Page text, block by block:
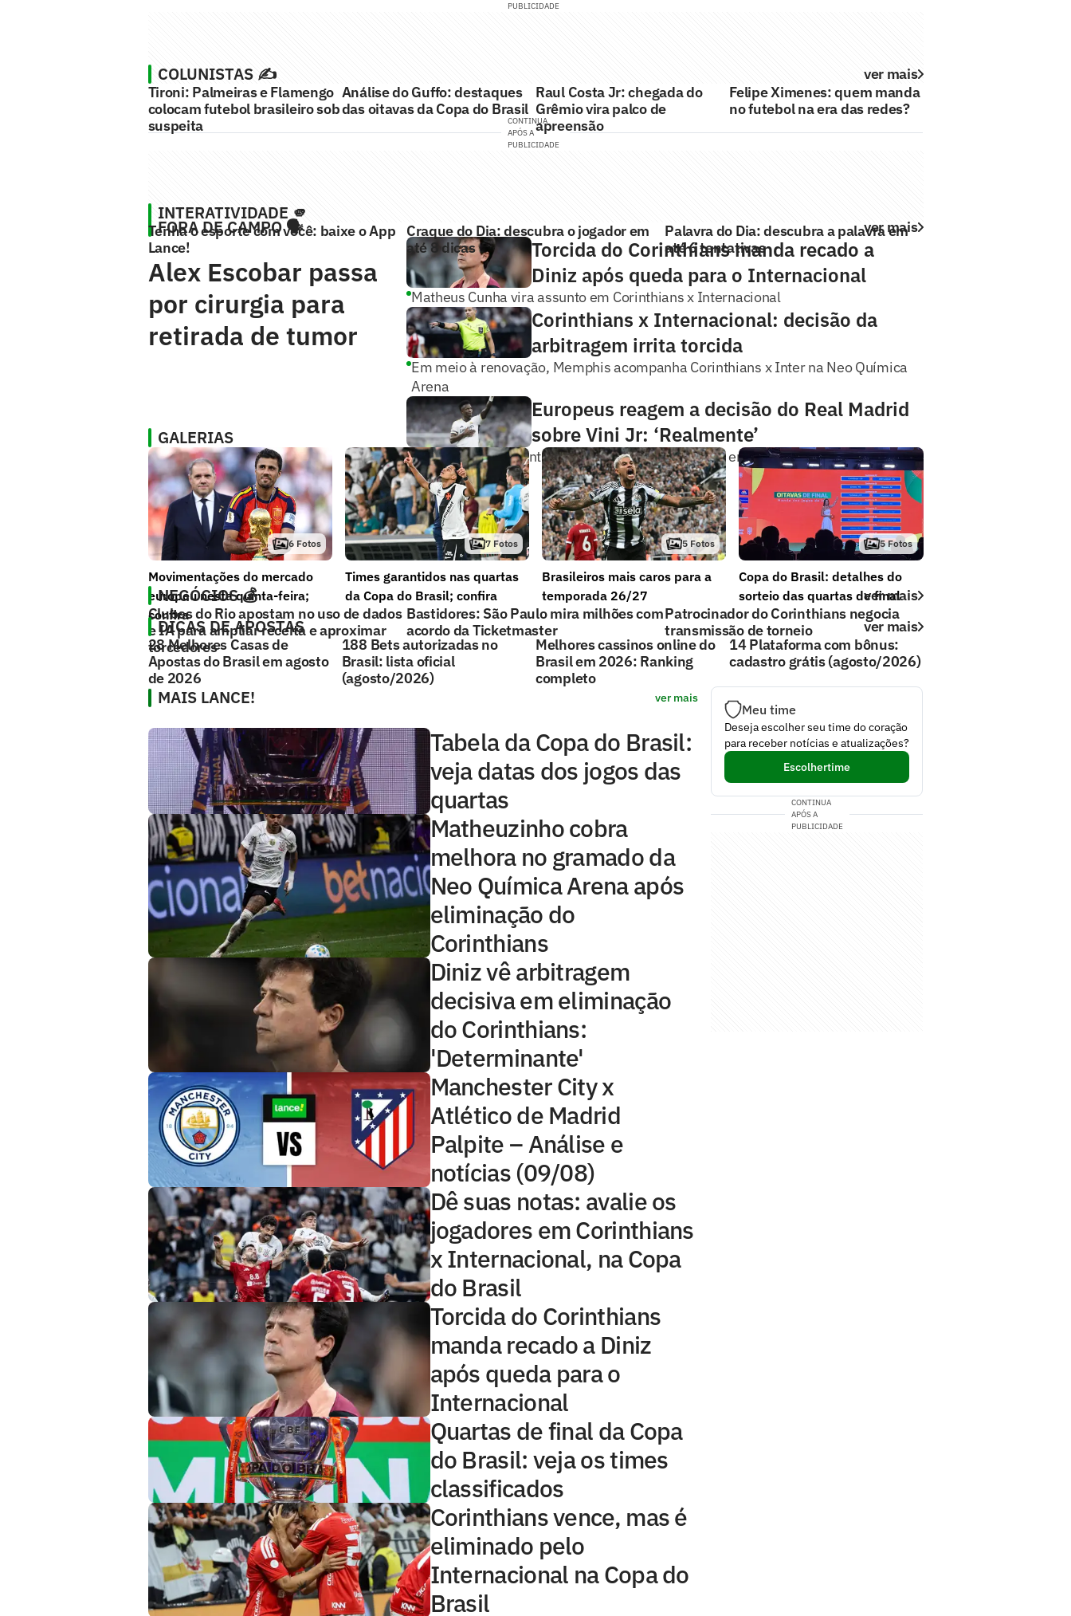
PUBLICIDADE
COLUNISTAS ✍️
ver mais
Tironi: Palmeiras e Flamengo
colocam futebol brasileiro sob
suspeita
Análise do Guffo: destaques
das oitavas da Copa do Brasil
Raul Costa Jr: chegada do
Grêmio vira palco de
apreensão
Felipe Ximenes: quem manda
no futebol na era das redes?
CONTINUA
APÓS A
PUBLICIDADE
INTERATIVIDADE 🫵
Tenha o esporte com você: baixe o App
Lance!
Craque do Dia: descubra o jogador em
até 8 dicas
Palavra do Dia: descubra a palavra em
até 6 tentativas
FORA DE CAMPO 🗣️ ver mais
Alex Escobar passa
por cirurgia para
retirada de tumor
Torcida do Corinthians manda recado a
Diniz após queda para o Internacional
Matheus Cunha vira assunto em Corinthians x Internacional
Corinthians x Internacional: decisão da
arbitragem irrita torcida
Em meio à renovação, Memphis acompanha Corinthians x Inter na Neo Química
Arena
Europeus reagem a decisão do Real Madrid
sobre Vini Jr: ‘Realmente’
Neymar dispara contra Casagrande: ‘Respirou o ar errado’
GALERIAS
6Fotos
Movimentações do mercado
europeu nesta quinta-feira;
confira
7 Fotos
Times garantidos nas quartas
da Copa do Brasil; confira
5 Fotos
Brasileiros mais caros para a
temporada 26/27
5Fotos
Copa do Brasil: detalhes do
sorteio das quartas de final
NEGÓCIOS 💰
ver mais
Clubes do Rio apostam no uso de dados
e IA para ampliar receita e aproximar
torcedores
Bastidores: São Paulo mira milhões com
acordo da Ticketmaster
Patrocinador do Corinthians negocia
transmissão de torneio
DICAS DE APOSTAS
ver mais
28 Melhores Casas de
Apostas do Brasil em agosto
de 2026
188 Bets autorizadas no
Brasil: lista oficial
(agosto/2026)
Melhores cassinos online do
Brasil em 2026: Ranking
completo
14 Plataforma com bônus:
cadastro grátis (agosto/2026)
MAIS LANCE! ver mais
Tabela da Copa do Brasil:
veja datas dos jogos das
quartas
Matheuzinho cobra
melhora no gramado da
Neo Química Arena após
eliminação do
Corinthians
Diniz vê arbitragem
decisiva em eliminação
do Corinthians:
'Determinante'
Manchester City x
Atlético de Madrid
Palpite – Análise e
notícias (09/08)
Dê suas notas: avalie os
jogadores em Corinthians
x Internacional, na Copa
do Brasil
Torcida do Corinthians
manda recado a Diniz
após queda para o
Internacional
Quartas de final da Copa
do Brasil: veja os times
classificados
Corinthians vence, mas é
eliminado pelo
Internacional na Copa do
Brasil
Meu time
Deseja escolher seu time do coração
para receber notícias e atualizações?
Escolhertime
CONTINUA
APÓS A
PUBLICIDADE